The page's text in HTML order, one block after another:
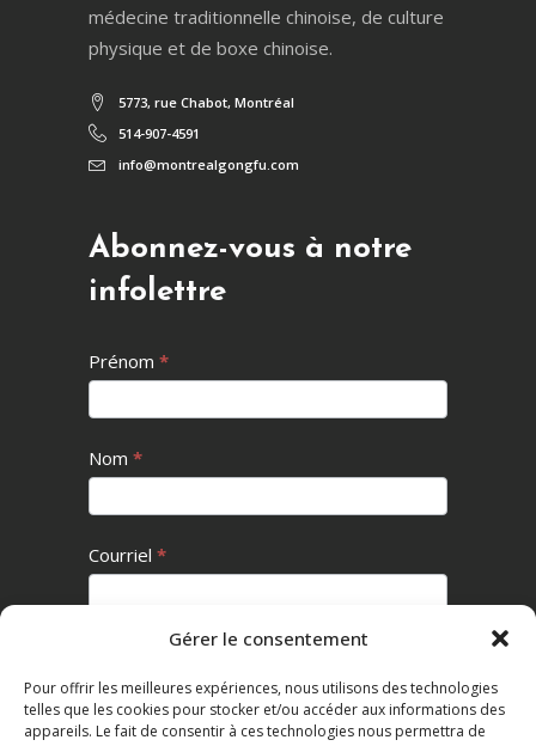
Gérer le consentement
Pour offrir les meilleures expériences, nous utilisons des technologies
telles que les cookies pour stocker et/ou accéder aux informations des
appareils. Le fait de consentir à ces technologies nous permettra de
médecine traditionnelle chinoise, de culture
physique et de boxe chinoise.
5773, rue Chabot, Montréal
514-907-4591
info@montrealgongfu.com
Abonnez-vous à notre
infolettre
Infolettre
Prénom *
Nom *
Courriel *